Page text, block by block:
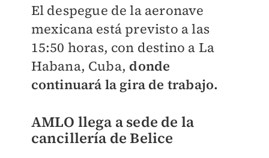
El despegue de la aeronave
mexicana está previsto a las
15:50 horas, con destino a La
Habana, Cuba, donde
continuará la gira de trabajo.
AMLO llega asede de la
cancillería de Belice